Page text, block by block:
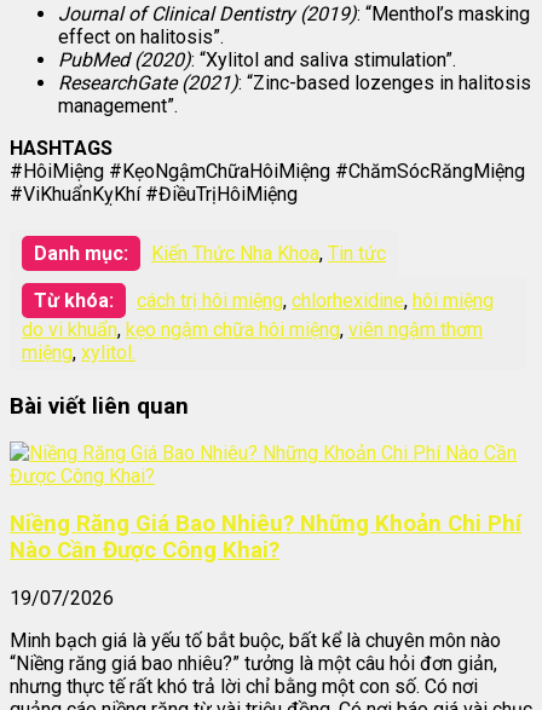
Journal of Clinical Dentistry (2019): “Menthol’s masking
effect on halitosis”.
PubMed (2020): “Xylitol and saliva stimulation”.
ResearchGate (2021): “Zinc-based lozenges in halitosis
management”.
HASHTAGS
#HôiMiệng #KẹoNgậmChữaHôiMiệng #ChămSócRăngMiệng
#ViKhuẩnKỵKhí #ĐiềuTrịHôiMiệng
Danh mục: Kiến Thức Nha Khoa, Tin tức
Từ khóa: cách trị hôi miệng, chlorhexidine, hôi miệng
do vi khuẩn, kẹo ngậm chữa hôi miệng, viên ngậm thơm
miệng, xylitol.
Bài viết liên quan
Niềng Răng Giá Bao Nhiêu? Những Khoản Chi Phí
Nào Cần Được Công Khai?
19/07/2026
Minh bạch giá là yếu tố bắt buộc, bất kể là chuyên môn nào
“Niềng răng giá bao nhiêu?” tưởng là một câu hỏi đơn giản,
nhưng thực tế rất khó trả lời chỉ bằng một con số. Có nơi